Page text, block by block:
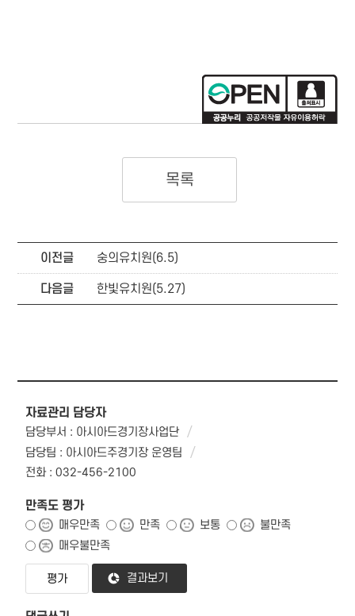
목록
이전글 숭의유치원(6.5)
다음글 한빛유치원(5.27)
자료관리 담당자
담당부서 : 아시아드경기장사업단
담당팀 : 아시아드주경기장 운영팀
전화 : 032-456-2100
만족도 평가
매우만족 만족 보통
불만족
매우불만족
결과보기